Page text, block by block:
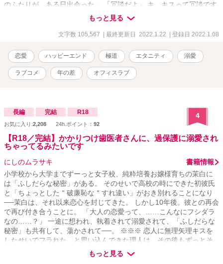
のふたりが、ある日出会った。 「冗談だよ」 キ、キスって冗談です
るものですか？ 「俺に近づくな」 だから、なんでキスするんです
か？ 恋に振り回される、小恋の秘書生活が始まる。 ☆☆.｡.:*･ﾟ
*:.｡.☆☆.｡.:*･ﾟ*:.｡.☆☆ 平凡な人生が嫌なわけじゃないけれど、一度
なささやかな夢を胸に、都内へやってきた。 順調な滑り出しだった
はずが、ひょんなことから謎多き男性と出会い一気に変わってい
く。
もっと見る
文字数 105,567 | 最終更新日 2022.1.22 | 登録日 2022.1.08
恋愛 ハッピーエンド 極道 エタニティ 溺愛
ラブコメ 年の差 オフィスラブ
長編 完結 R18
お気に入り:2,208 24h.ポイント： 92
4
【R18／完結】かかりつけ歯医者さんに、過保護に溺愛され
ちゃってるみたいです
にしのムラサキ
書籍情報
小学校から大学までずーっと女子校、純粋培養お嬢様育ちの茉白に
は「ふしだらな秘密」がある。 そのせいで高校の時にできた初彼氏
と「ちょっとした＂破廉恥な＂すれ違い」がおき別れることになり
──茉白は、それ以来恋心を封じてきた。 しかし10年後。彼との再会
で再び付き合うことに。 「大人の恋愛って、……こんなにフシダラ
なの……？」 一途に想われ、執着されて溺愛されて、「ふしだらな
秘密」も共有して、蕩かされて──。 ※※※ 恋人に無理矢理キスを
したせいでフラれた、と思い込んできた理人は、その後もずっとそ
の恋人、茉白のことを忘れられずにいた。 しかし再会の後、誤解が
解けたふたりは再び交際することに。 ところが純粋培養お嬢様育
もっと見る